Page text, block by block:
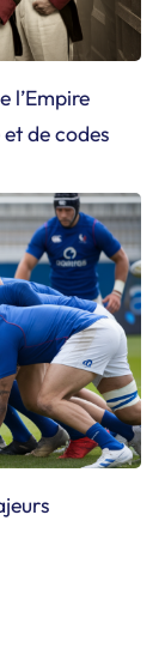
l’Empire
de codes